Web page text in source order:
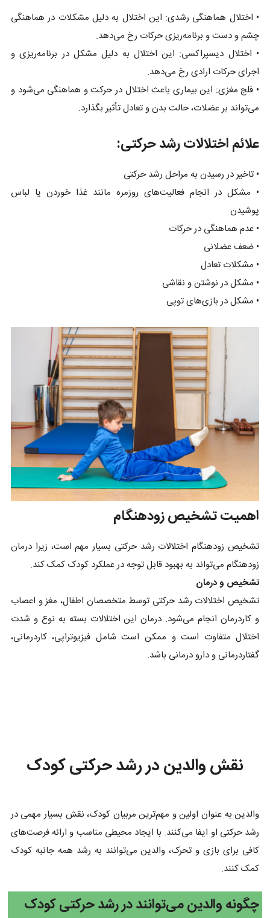
• اختلال هماهنگی رشدی: این اختلال به دلیل مشکلات در هماهنگی
چشم و دست و برنامه‌ریزی حرکات رخ می‌دهد.
• اختلال دیسپراکسی: این اختلال به دلیل مشکل در برنامه‌ریزی و
اجرای حرکات ارادی رخ می‌دهد.
• فلج مغزی: این بیماری باعث اختلال در حرکت و هماهنگی می‌شود و
می‌تواند بر عضلات، حالت بدن و تعادل تأثیر بگذارد.
علائم اختلالات رشد حرکتی:
• تاخیر در رسیدن به مراحل رشد حرکتی
• مشکل در انجام فعالیت‌های روزمره مانند غذا خوردن یا لباس
پوشیدن
• عدم هماهنگی در حرکات
• ضعف عضلانی
• مشکلات تعادل
• مشکل در نوشتن و نقاشی
• مشکل در بازی‌های توپی
اهمیت تشخیص زودهنگام
تشخیص زودهنگام اختلالات رشد حرکتی بسیار مهم است، زیرا درمان
زودهنگام می‌تواند به بهبود قابل توجه در عملکرد کودک کمک کند.
تشخیص و درمان
تشخیص اختلالات رشد حرکتی توسط متخصصان اطفال، مغز و اعصاب
و کاردرمان انجام می‌شود. درمان این اختلالات بسته به نوع و شدت
اختلال متفاوت است و ممکن است شامل فیزیوتراپی، کاردرمانی،
گفتاردرمانی و دارو درمانی باشد.
نقش والدین در رشد حرکتی کودک
والدین به عنوان اولین و مهم‌ترین مربیان کودک، نقش بسیار مهمی در
رشد حرکتی او ایفا می‌کنند. با ایجاد محیطی مناسب و ارائه فرصت‌های
کافی برای بازی و تحرک، والدین می‌توانند به رشد همه جانبه کودک
کمک کنند.
چگونه والدین می‌توانند در رشد حرکتی کودک